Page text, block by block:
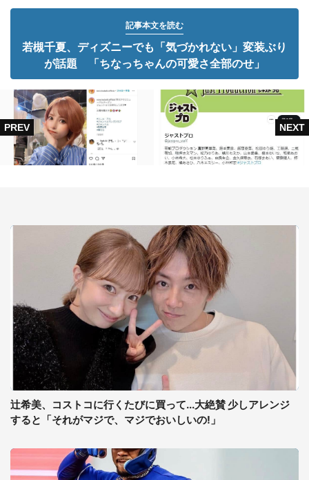
記事本文を読む
若槻千夏、ディズニーでも「気づかれない」変装ぶり
が話題 「ちなっちゃんの可愛さ全部のせ」
辻希美、コストコに行くたびに買って...大絶賛 少しアレンジ
すると「それがマジで、マジでおいしいの!」